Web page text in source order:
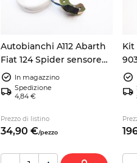
Autobianchi A112 Abarth
Fiat 124 Spider sensore
pick up accensione
9937730
In magazzino
Spedizione
4,84 €
Prezzo di listino
34,90 €/pezzo
Kit